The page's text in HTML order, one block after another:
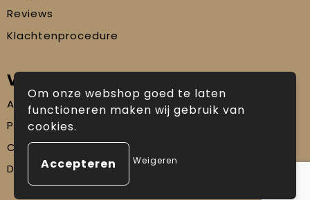
Reviews
Klachtenprocedure
Veilig winkelen
Algemene voorwaarden
Privacyverklaring
Cookiebeleid
Disclaimer
Om onze webshop goed te laten
functioneren maken wij gebruik van
cookies.
Weigeren